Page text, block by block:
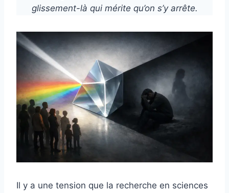
glissement-là qui mérite qu’on s’y arrête.
Il y a une tension que la recherche en sciences